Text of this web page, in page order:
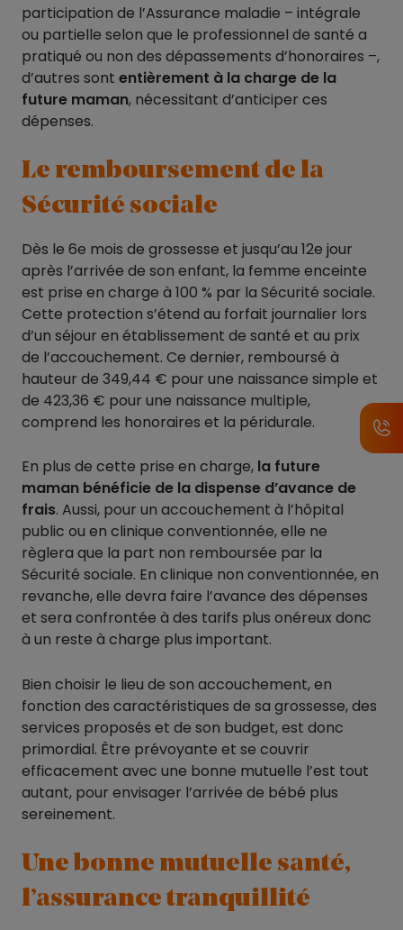
participation de l’Assurance maladie – intégrale
ou partielle selon que le professionnel de santé a
pratiqué ou non des dépassements d’honoraires –,
d’autres sont entièrement à la charge de la
future maman, nécessitant d’anticiper ces
dépenses.
Le remboursement de la
Sécurité sociale
Dès le 6e mois de grossesse et jusqu’au 12e jour
après l’arrivée de son enfant, la femme enceinte
est prise en charge à 100 % par la Sécurité sociale.
Cette protection s’étend au forfait journalier lors
d’un séjour en établissement de santé et au prix
de l’accouchement. Ce dernier, remboursé à
hauteur de 349,44 € pour une naissance simple et
de 423,36 € pour une naissance multiple,
comprend les honoraires et la péridurale.
En plus de cette prise en charge, la future
maman bénéficie de la dispense d’avance de
frais. Aussi, pour un accouchement à l’hôpital
public ou en clinique conventionnée, elle ne
règlera que la part non remboursée par la
Sécurité sociale. En clinique non conventionnée, en
revanche, elle devra faire l’avance des dépenses
et sera confrontée à des tarifs plus onéreux donc
à un reste à charge plus important.
Bien choisir le lieu de son accouchement, en
fonction des caractéristiques de sa grossesse, des
services proposés et de son budget, est donc
primordial. Être prévoyante et se couvrir
efficacement avec une bonne mutuelle l’est tout
autant, pour envisager l’arrivée de bébé plus
sereinement.
Une bonne mutuelle santé,
l’assurance tranquillité